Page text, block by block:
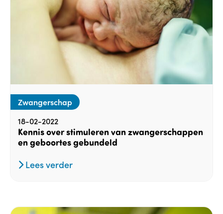
Zwangerschap
18-02-2022
Kennis over stimuleren van zwangerschappen
en geboortes gebundeld
Lees verder